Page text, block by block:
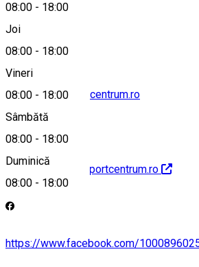
08:00 - 18:00
Joi
08:00 - 18:00
Vineri
08:00 - 18:00
Sâmbătă
08:00 - 18:00
Duminică
08:00 - 18:00
office@csikisportcentrum.ro
http://www.csikisportcentrum.ro
https://www.facebook.com/